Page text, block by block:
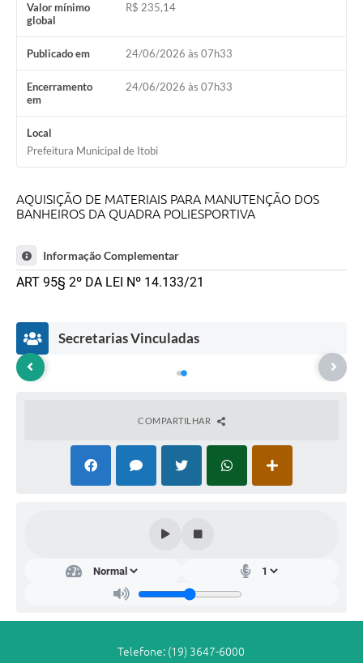
Legislação
Editais
Telefones Úteis
Valor mínimo
global
R$ 235,14
Publicado em 24/06/2026 às 07h33
Encerramento
em
24/06/2026 às 07h33
Local
Prefeitura Municipal de Itobi
AQUISIÇÃO DE MATERIAIS PARA MANUTENÇÃO DOS
BANHEIROS DA QUADRA POLIESPORTIVA
Informação Complementar
ART 95§ 2º DA LEI Nº 14.133/21
Secretarias Vinculadas
men
Co
COMPARTILHAR
Telefone: (19) 3647-6000